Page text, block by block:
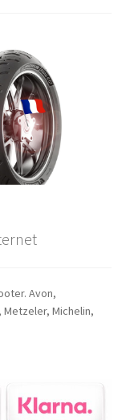
Avon,
Michelin,